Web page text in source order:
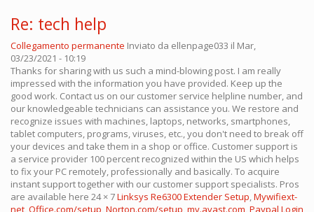
Re: tech help
Collegamento permanente Inviato da ellenpage033 il Mar,
03/23/2021 - 10:19
Thanks for sharing with us such a mind-blowing post. I am really
impressed with the information you have provided. Keep up the
good work. Contact us on our customer service helpline number, and
our knowledgeable technicians can assistance you. We restore and
recognize issues with machines, laptops, networks, smartphones,
tablet computers, programs, viruses, etc., you don't need to break off
your devices and take them in a shop or office. Customer support is
a service provider 100 percent recognized within the US which helps
to fix your PC remotely, professionally and basically. To acquire
instant support together with our customer support specialists. Pros
are available here 24 × 7Linksys Re6300 Extender Setup,Mywifiext-
net,Office.com/setup,Norton.com/setup,my.avast.com,Paypal Login